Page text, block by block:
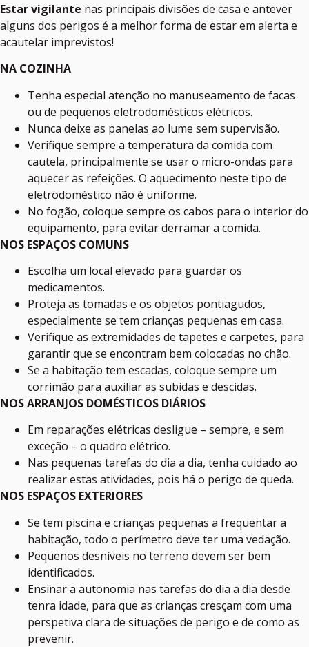
Estar vigilante nas principais divisões de casa e antever
alguns dos perigos é a melhor forma de estar em alerta e
acautelar imprevistos!
NA COZINHA
Tenha especial atenção no manuseamento de facas
ou de pequenos eletrodomésticos elétricos.
Nunca deixe as panelas ao lume sem supervisão.
Verifique sempre a temperatura da comida com
cautela, principalmente se usar o micro-ondas para
aquecer as refeições. O aquecimento neste tipo de
eletrodoméstico não é uniforme.
No fogão, coloque sempre os cabos para o interior do
equipamento, para evitar derramar a comida.
NOS ESPAÇOS COMUNS
Escolha um local elevado para guardar os
medicamentos.
Proteja as tomadas e os objetos pontiagudos,
especialmente se tem crianças pequenas em casa.
Verifique as extremidades de tapetes e carpetes, para
garantir que se encontram bem colocadas no chão.
Se a habitação tem escadas, coloque sempre um
corrimão para auxiliar as subidas e descidas.
NOS ARRANJOS DOMÉSTICOS DIÁRIOS
Em reparações elétricas desligue – sempre, e sem
exceção – o quadro elétrico.
Nas pequenas tarefas do dia a dia, tenha cuidado ao
realizar estas atividades, pois há o perigo de queda.
NOS ESPAÇOS EXTERIORES
Se tem piscina e crianças pequenas a frequentar a
habitação, todo o perímetro deve ter uma vedação.
Pequenos desníveis no terreno devem ser bem
identificados.
Ensinar a autonomia nas tarefas do dia a dia desde
tenra idade, para que as crianças cresçam com uma
perspetiva clara de situações de perigo e de como as
prevenir.